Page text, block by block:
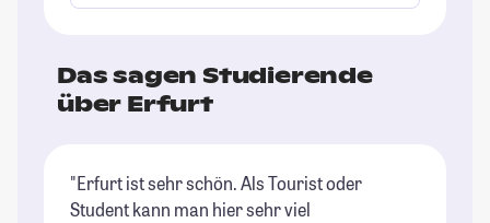
Das sagen Studierende
über Erfurt
"Erfurt ist sehr schön. Als Tourist oder
Student kann man hier sehr viel